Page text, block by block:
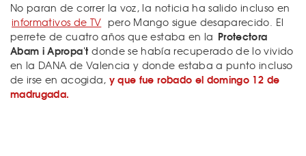
No paran de correr la voz, la noticia ha salido incluso en
informativos de TV pero Mango sigue desaparecido. El
perrete de cuatro años que estaba en la Protectora
Abam i Apropa't donde se había recuperado de lo vivido
en la DANA de Valencia y donde estaba a punto incluso
de irse en acogida, y que fue robado el domingo 12 de
madrugada.